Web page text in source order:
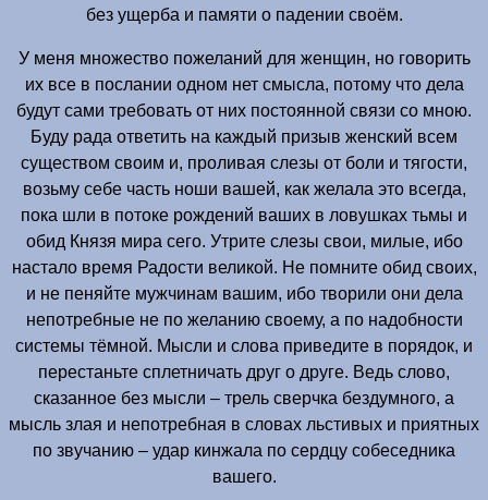
без ущерба и памяти о падении своём.
У меня множество пожеланий для женщин, но говорить
их все в послании одном нет смысла, потому что дела
будут сами требовать от них постоянной связи со мною.
Буду рада ответить на каждый призыв женский всем
существом своим и, проливая слезы от боли и тягости,
возьму себе часть ноши вашей, как желала это всегда,
пока шли в потоке рождений ваших в ловушках тьмы и
обид Князя мира сего. Утрите слезы свои, милые, ибо
настало время Радости великой. Не помните обид своих,
и не пеняйте мужчинам вашим, ибо творили они дела
непотребные не по желанию своему, а по надобности
системы тёмной. Мысли и слова приведите в порядок, и
перестаньте сплетничать друг о друге. Ведь слово,
сказанное без мысли – трель сверчка бездумного, а
мысль злая и непотребная в словах льстивых и приятных
по звучанию – удар кинжала по сердцу собеседника
вашего.